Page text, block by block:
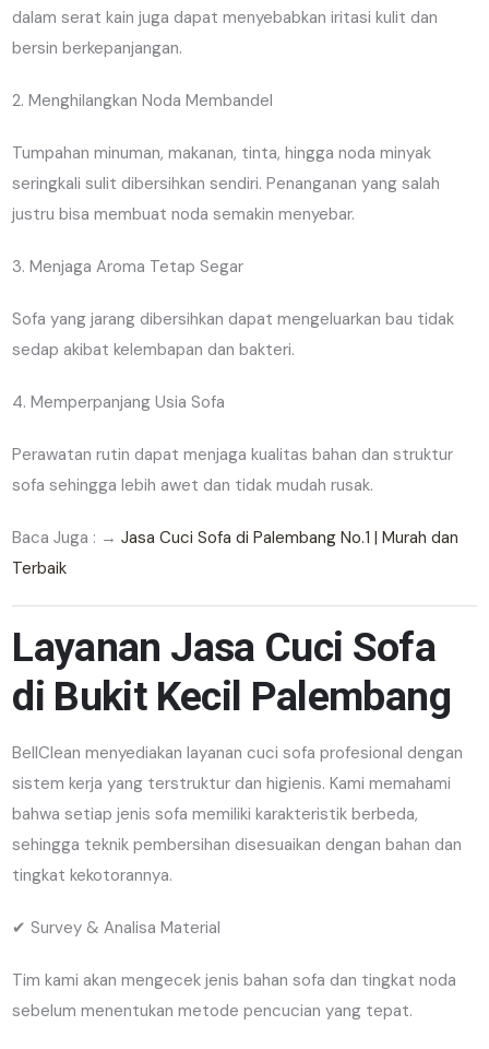
dalam serat kain juga dapat menyebabkan iritasi kulit dan
bersin berkepanjangan.
2. Menghilangkan Noda Membandel
Tumpahan minuman, makanan, tinta, hingga noda minyak
seringkali sulit dibersihkan sendiri. Penanganan yang salah
justru bisa membuat noda semakin menyebar.
3. Menjaga Aroma Tetap Segar
Sofa yang jarang dibersihkan dapat mengeluarkan bau tidak
sedap akibat kelembapan dan bakteri.
4. Memperpanjang Usia Sofa
Perawatan rutin dapat menjaga kualitas bahan dan struktur
sofa sehingga lebih awet dan tidak mudah rusak.
Baca Juga : →Jasa Cuci Sofa di Palembang No.1 | Murah dan
Terbaik
Layanan Jasa Cuci Sofa
di Bukit Kecil Palembang
BellClean menyediakan layanan cuci sofa profesional dengan
sistem kerja yang terstruktur dan higienis. Kami memahami
bahwa setiap jenis sofa memiliki karakteristik berbeda,
sehingga teknik pembersihan disesuaikan dengan bahan dan
tingkat kekotorannya.
✔ Survey & Analisa Material
Tim kami akan mengecek jenis bahan sofa dan tingkat noda
sebelum menentukan metode pencucian yang tepat.